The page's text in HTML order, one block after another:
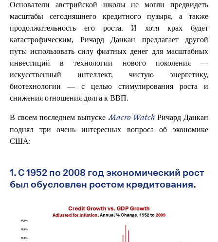
Основатели австрийской школы не могли предвидеть
масштабы сегодняшнего кредитного пузыря, а также
продолжительность его роста. И хотя крах будет
катастрофическим, Ричард Данкан предлагает другой
путь: использовать силу фиатных денег для масштабных
инвестиций в технологии нового поколения —
искусственный интеллект, чистую энергетику,
биотехнологии — с целью стимулирования роста и
снижения отношения долга к ВВП.
В своем последнем выпуске Macro WatchРичард Данкан
поднял три очень интересных вопроса об экономике
США:
1. С 1952 по 2008 год экономический рост
был обусловлен ростом кредитования.